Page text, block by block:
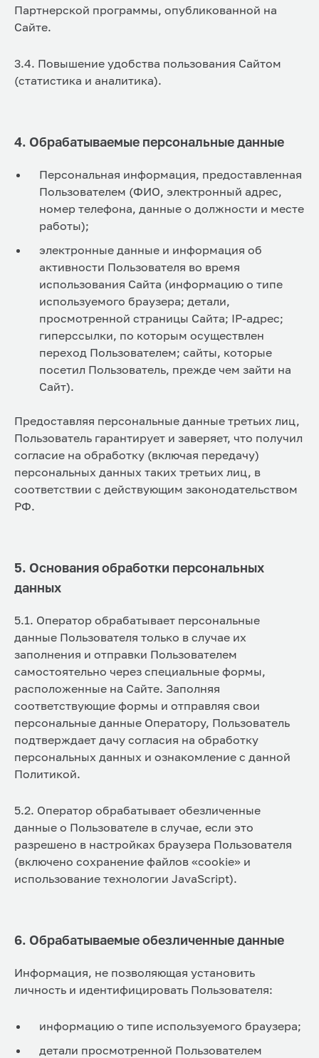
Партнерской программы, опубликованной на
Сайте.
3.4. Повышение удобства пользования Сайтом
(статистика и аналитика).
4. Обрабатываемые персональные данные
Персональная информация, предоставленная
Пользователем (ФИО, электронный адрес,
номер телефона, данные о должности и месте
работы);
электронные данные и информация об
активности Пользователя во время
использования Сайта (информацию о типе
используемого браузера; детали,
просмотренной страницы Сайта; IP-адрес;
гиперссылки, по которым осуществлен
переход Пользователем; сайты, которые
посетил Пользователь, прежде чем зайти на
Сайт).
Предоставляя персональные данные третьих лиц,
Пользователь гарантирует и заверяет, что получил
согласие на обработку (включая передачу)
персональных данных таких третьих лиц, в
соответствии с действующим законодательством
РФ.
5. Основания обработки персональных
данных
5.1. Оператор обрабатывает персональные
данные Пользователя только в случае их
заполнения и отправки Пользователем
самостоятельно через специальные формы,
расположенные на Сайте. Заполняя
соответствующие формы и отправляя свои
персональные данные Оператору, Пользователь
подтверждает дачу согласия на обработку
персональных данных и ознакомление с данной
Политикой.
5.2. Оператор обрабатывает обезличенные
данные о Пользователе в случае, если это
разрешено в настройках браузера Пользователя
(включено сохранение файлов «cookie» и
использование технологии JavaScript).
6. Обрабатываемые обезличенные данные
Информация, не позволяющая установить
личность и идентифицировать Пользователя:
информацию о типе используемого браузера;
детали просмотренной Пользователем